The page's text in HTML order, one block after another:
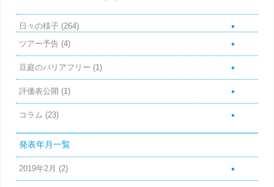
日々の様子 (264)
ツアー予告 (4)
豆庭のバリアフリー (1)
評価表公開 (1)
コラム (23)
発表年月一覧
2019年2月 (2)